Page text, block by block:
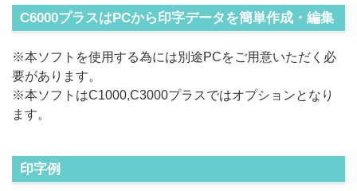
C6000プラスはPCから印字データを簡単作成・編集
※本ソフトを使用する為には別途PCをご用意いただく必
要があります。
※本ソフトはC1000,C3000プラスではオプションとなり
ます。
印字例